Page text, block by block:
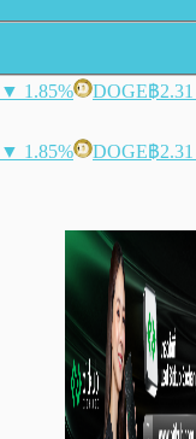
▼ 1.85% DOGE฿2.31
▼ 1.85% DOGE฿2.31